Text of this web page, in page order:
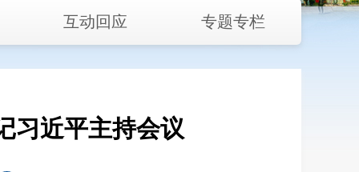
互动回应 专题专栏
习近平主持会议